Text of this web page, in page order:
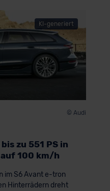
KI-generiert
© Audi
zu 551 PS in
auf 100 km/h
im S6 Avant e-tron
Hinterrädern dreht